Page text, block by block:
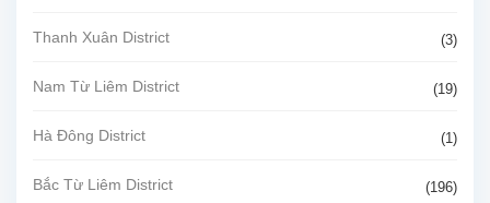
Thanh Xuân District (3)
Nam Từ Liêm District (19)
Hà Đông District (1)
Bắc Từ Liêm District (196)